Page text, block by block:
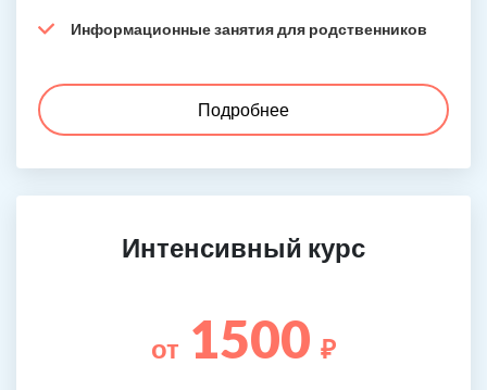
Информационные занятия для родственников
Подробнее
Интенсивный курс
от 1500 ₽